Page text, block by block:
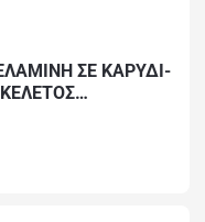
ΣΕ ΚΑΡΥΔΙ-